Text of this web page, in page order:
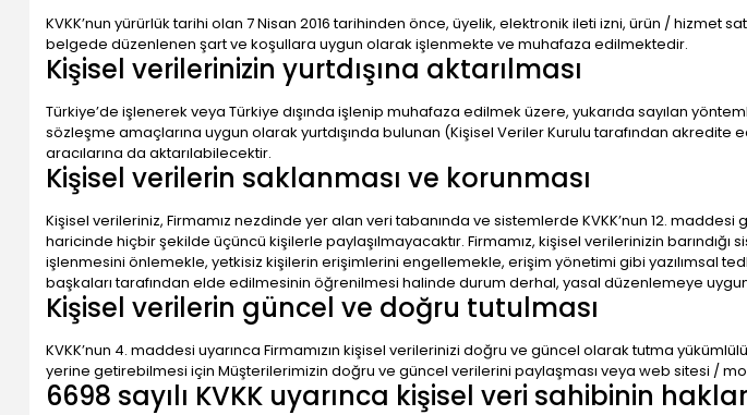
KVKK’nun yürürlük tarihi olan 7 Nisan 2016 tarihinden önce, üyelik, elektronik ileti izni, ürün /
belgede düzenlenen şart ve koşullara uygun olarak işlenmekte ve muhafaza edilmektedir.
Kişisel verilerinizin yurtdışına aktarılması
Türkiye’de işlenerek veya Türkiye dışında işlenip muhafaza edilmek üzere, yukarıda sayılan
sözleşme amaçlarına uygun olarak yurtdışında bulunan (Kişisel Veriler Kurulu tarafından
aracılarına da aktarılabilecektir.
Kişisel verilerin saklanması ve korunması
Kişisel verileriniz, Firmamız nezdinde yer alan veri tabanında ve sistemlerde KVKK’nun 12.
haricinde hiçbir şekilde üçüncü kişilerle paylaşılmayacaktır. Firmamız, kişisel verilerinizin barındığı
işlenmesini önlemekle, yetkisiz kişilerin erişimlerini engellemekle, erişim yönetimi gibi yazılımsal
başkaları tarafından elde edilmesinin öğrenilmesi halinde durum derhal, yasal düzenlemeye
Kişisel verilerin güncel ve doğru tutulması
KVKK’nun 4. maddesi uyarınca Firmamızın kişisel verilerinizi doğru ve güncel olarak tutma
yerine getirebilmesi için Müşterilerimizin doğru ve güncel verilerini paylaşması veya web sitesi /
6698 sayılı KVKK uyarınca kişisel veri sahibinin